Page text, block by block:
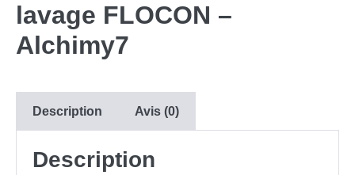
lavage FLOCON –
Alchimy7
Description Avis (0)
Description